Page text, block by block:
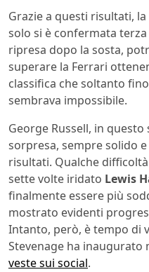
Grazie a questi risultati,
solo si è confermata
ripresa dopo la sosta,
superare la Ferrari
classifica che soltanto
sembrava impossibile.
George Russell, in
sorpresa, sempre solido
risultati. Qualche
sette volte iridato Lewis
finalmente essere più
mostrato evidenti
Intanto, però, è tempo di
Stevenage ha inaugurato
veste sui social.